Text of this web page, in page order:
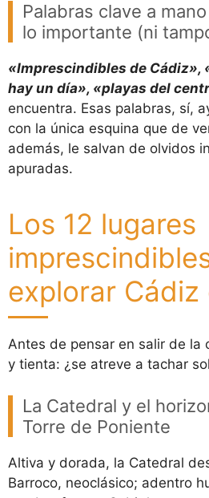
Palabras clave a
lo importante (ni
«Imprescindibles de Cádiz»,
hay un día», «playas del
encuentra. Esas palabras, sí,
con la única esquina que de
además, le salvan de olvidos
apuradas.
Los 12 lugares
explorar Cádiz
Antes de pensar en salir de la
y tienta: ¿se atreve a tachar
La Catedral y el
Torre de Poniente
Altiva y dorada, la Catedral
Barroco, neoclásico; adentro